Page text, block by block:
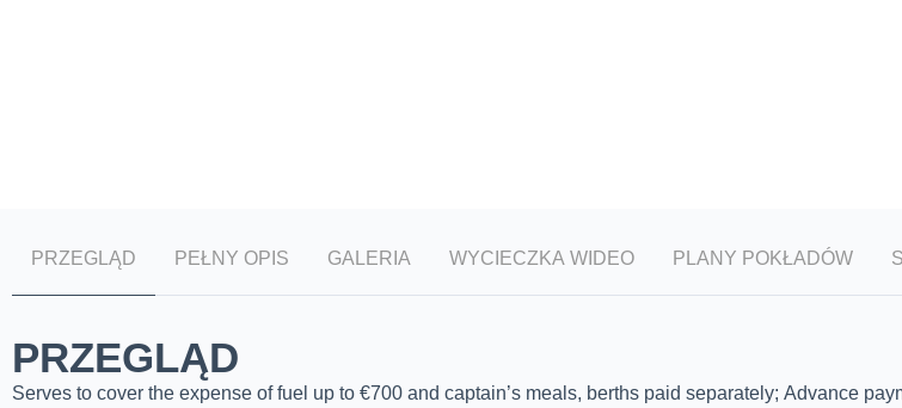
PRZEGLĄD PEŁNY OPIS GALERIA WYCIECZKA WIDEO PLANY POKŁADÓW
PRZEGLĄD
Serves to cover the expense of fuel up to €700 and captain’s meals, berths paid separately; Advance